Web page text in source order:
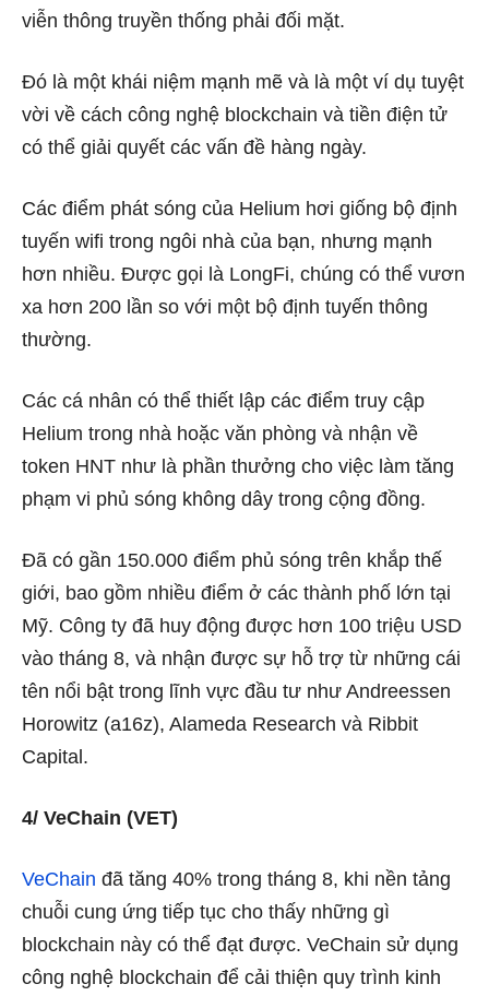
viễn thông truyền thống phải đối mặt.
Đó là một khái niệm mạnh mẽ và là một ví dụ tuyệt
vời về cách công nghệ blockchain và tiền điện tử
có thể giải quyết các vấn đề hàng ngày.
Các điểm phát sóng của Helium hơi giống bộ định
tuyến wifi trong ngôi nhà của bạn, nhưng mạnh
hơn nhiều. Được gọi là LongFi, chúng có thể vươn
xa hơn 200 lần so với một bộ định tuyến thông
thường.
Các cá nhân có thể thiết lập các điểm truy cập
Helium trong nhà hoặc văn phòng và nhận về
token HNT như là phần thưởng cho việc làm tăng
phạm vi phủ sóng không dây trong cộng đồng.
Đã có gần 150.000 điểm phủ sóng trên khắp thế
giới, bao gồm nhiều điểm ở các thành phố lớn tại
Mỹ. Công ty đã huy động được hơn 100 triệu USD
vào tháng 8, và nhận được sự hỗ trợ từ những cái
tên nổi bật trong lĩnh vực đầu tư như Andreessen
Horowitz (a16z), Alameda Research và Ribbit
Capital.
4/ VeChain (VET)
VeChain đã tăng 40% trong tháng 8, khi nền tảng
chuỗi cung ứng tiếp tục cho thấy những gì
blockchain này có thể đạt được. VeChain sử dụng
công nghệ blockchain để cải thiện quy trình kinh